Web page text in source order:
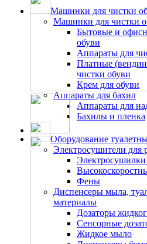
Машинки для чистки
Машинки для чистки
Бытовые и
обуви
Аппараты для
Платные
чистки обуви
Крем для обуви
Аппараты для бахил
Аппараты для
Бахилы и пленка
Оборудование
Электросушители для
Электросушилки
Фены
Диспенсеры мыла,
материалы
Дозаторы
Сенсорные
Жидкое мыло